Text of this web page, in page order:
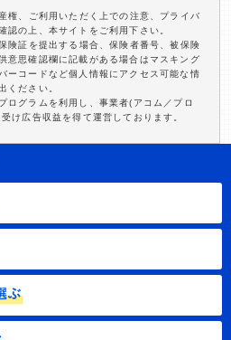
権、ご利用いただく上での注意、プライバ
認の上、本サイトをご利用下さい。
険証を提出する場合、保険者番号、被保険
意思確認欄に記載がある場合はマスキング
ーコードなど個人情報にアクセス可能な情
ください。
ログラムを利用し、事業者(アコム／プロ
け広告収益を得て運営しております。